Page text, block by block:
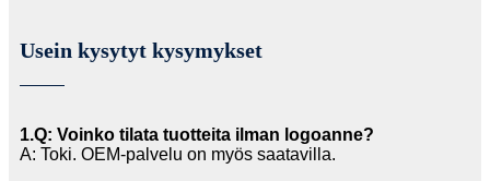
Usein kysytyt kysymykset
1.Q: Voinko tilata tuotteita ilman logoanne?
A: Toki. OEM-palvelu on myös saatavilla.